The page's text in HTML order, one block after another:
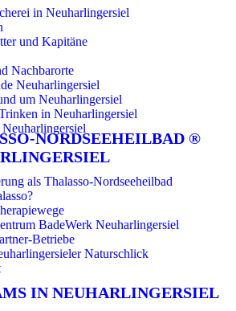
in Neuharlingersiel
und Kapitäne
Nachbarorte
Neuharlingersiel
um Neuharlingersiel
in Neuharlingersiel
NORDSEEHEILBAD ®
als Thalasso-Nordseeheilbad
BadeWerk Neuharlingersiel
Betriebe
Naturschlick
IN NEUHARLINGERSIEL